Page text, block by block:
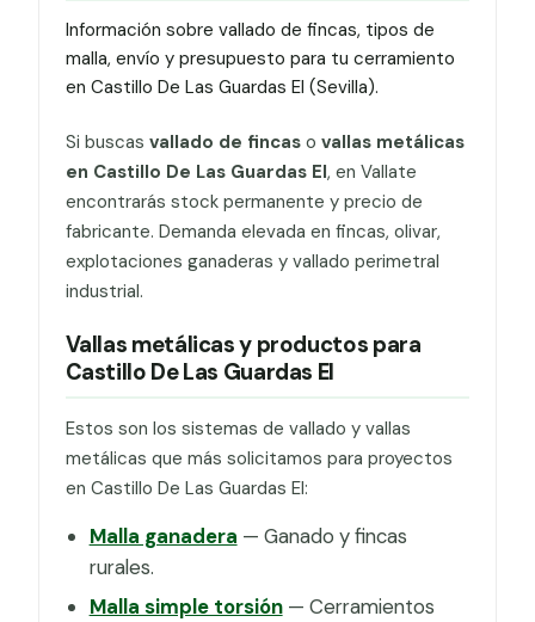
Información sobre vallado de fincas, tipos de
malla, envío y presupuesto para tu cerramiento
en Castillo De Las Guardas El (Sevilla).
Si buscas vallado de fincaso vallas metálicas
en Castillo De Las Guardas El, en Vallate
encontrarás stock permanente y precio de
fabricante. Demanda elevada en fincas, olivar,
explotaciones ganaderas y vallado perimetral
industrial.
Vallas metálicas y productos para
Castillo De Las Guardas El
Estos son los sistemas de vallado y vallas
metálicas que más solicitamos para proyectos
en Castillo De Las Guardas El:
Malla ganadera — Ganado y fincas
rurales.
Malla simple torsión— Cerramientos